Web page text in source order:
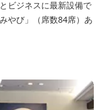
ビジネスに最新設備で
やび」（席数84席）あ